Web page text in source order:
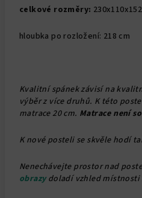
celkové rozměry:
hloubka po rozložení: 218 cm
Kvalitní spánek závisí na
výběr z více druhů. K této
matrace 20 cm. Matrace není
K nové posteli se skvěle hodí
Nenechávejte prostor nad
obrazydoladí vzhled místnosti